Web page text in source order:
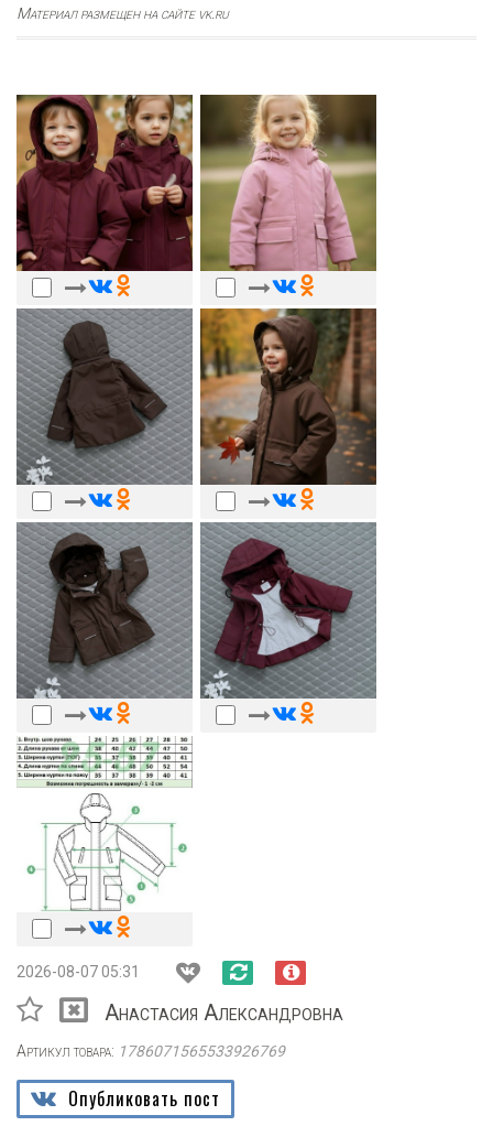
Материал размещен на сайте vk.ru
2026-08-07 05:31
Анастасия Александровна
Артикул товара: 1786071565533926769
Опубликовать пост